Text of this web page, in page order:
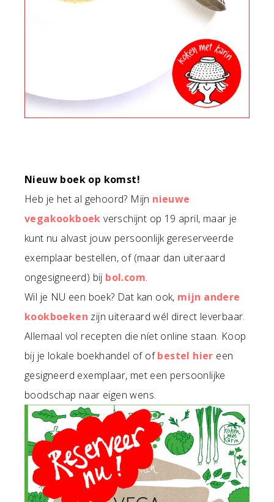
Nieuw boek op komst!
Heb je het al gehoord? Mijn nieuwe
vegakookboek verschijnt op 19 april, maar je
kunt nu alvast jouw persoonlijk gereserveerde
exemplaar bestellen, of (maar dan uiteraard
ongesigneerd) bij bol.com.
Wil je NU een boek? Dat kan ook, mijn andere
kookboeken zijn uiteraard wél direct leverbaar.
Allemaal vol recepten die níet online staan. Koop
bij je lokale boekhandel of ofbestel hier een
gesigneerd exemplaar, met een persoonlijke
boodschap naar eigen wens.